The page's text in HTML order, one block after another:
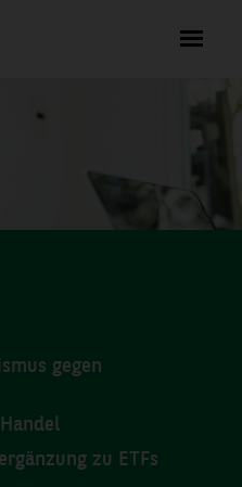
KÖNNEN WIR
SIE
69/596 736
06
Montag bis
Freitag 08:00 -
gegen
zu ETFs